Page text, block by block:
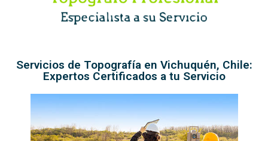
Servicios de Topografía en Vichuquén, Chile:
Expertos Certificados a tu Servicio